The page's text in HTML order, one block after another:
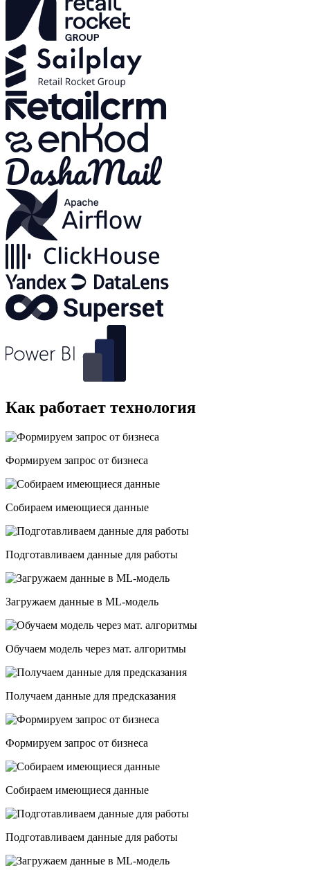
Как работает технология
Формируем запрос от бизнеса
Собираем имеющиеся данные
Подготавливаем данные для работы
Загружаем данные в ML-модель
Обучаем модель через мат. алгоритмы
Получаем данные для предсказания
Формируем запрос от бизнеса
Собираем имеющиеся данные
Подготавливаем данные для работы